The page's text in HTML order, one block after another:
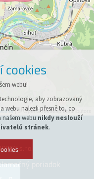
cookies
webu!
aby zobrazovaný
webu nalezli přesně to, co
webu nikdy neslouží
stránek.
| © OpenStreetMap contributors
s.r.o.
poriadok